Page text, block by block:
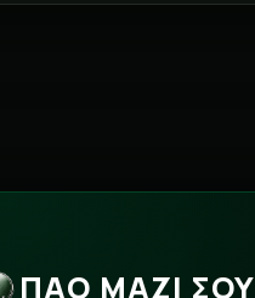
ΠΑΟ ΜΑΖΙ ΣΟΥ